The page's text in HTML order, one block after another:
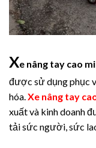
Xe nâng tay cao
được sử dụng phục
hóa. Xe nâng tay
xuất và kinh doanh
tải sức người, sức